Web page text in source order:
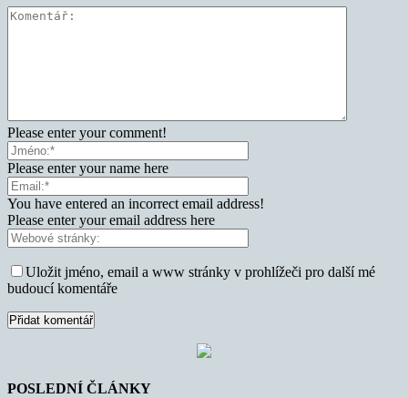
Please enter your comment!
Please enter your name here
You have entered an incorrect email address!
Please enter your email address here
Uložit jméno, email a www stránky v prohlížeči pro další mé
budoucí komentáře
POSLEDNÍ ČLÁNKY